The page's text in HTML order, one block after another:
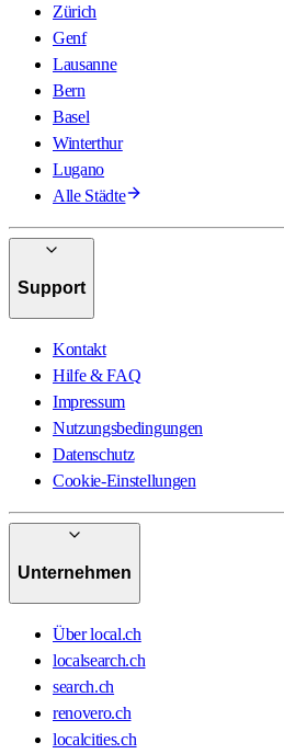
Zürich
Genf
Lausanne
Bern
Basel
Winterthur
Lugano
Alle Städte
Support
Kontakt
Hilfe & FAQ
Impressum
Nutzungsbedingungen
Datenschutz
Cookie-Einstellungen
Unternehmen
Über local.ch
localsearch.ch
search.ch
renovero.ch
localcities.ch